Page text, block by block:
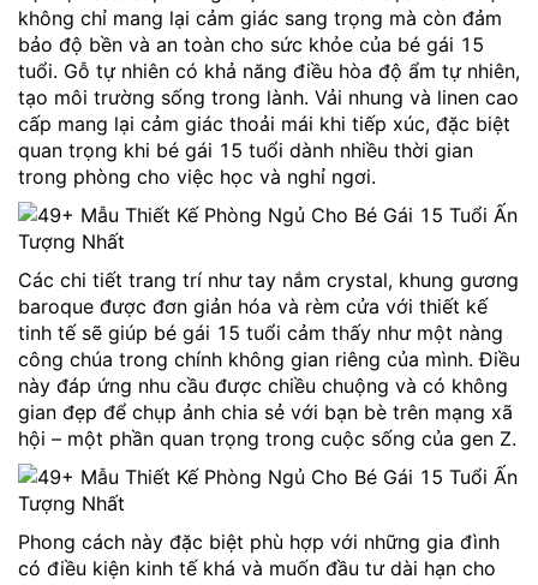
không chỉ mang lại cảm giác sang trọng mà còn đảm
bảo độ bền và an toàn cho sức khỏe của bé gái 15
tuổi. Gỗ tự nhiên có khả năng điều hòa độ ẩm tự nhiên,
tạo môi trường sống trong lành. Vải nhung và linen cao
cấp mang lại cảm giác thoải mái khi tiếp xúc, đặc biệt
quan trọng khi bé gái 15 tuổi dành nhiều thời gian
trong phòng cho việc học và nghỉ ngơi.
Các chi tiết trang trí như tay nắm crystal, khung gương
baroque được đơn giản hóa và rèm cửa với thiết kế
tinh tế sẽ giúp bé gái 15 tuổi cảm thấy như một nàng
công chúa trong chính không gian riêng của mình. Điều
này đáp ứng nhu cầu được chiều chuộng và có không
gian đẹp để chụp ảnh chia sẻ với bạn bè trên mạng xã
hội – một phần quan trọng trong cuộc sống của gen Z.
Phong cách này đặc biệt phù hợp với những gia đình
có điều kiện kinh tế khá và muốn đầu tư dài hạn cho